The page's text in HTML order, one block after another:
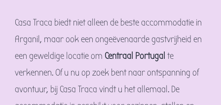
Casa Traca biedt niet alleen de beste accommodatie in
Arganil, maar ook een ongeëvenaarde gastvrijheid en
een geweldige locatie om Centraal Portugal te
verkennen. Of u nu op zoek bent naar ontspanning of
avontuur, bij Casa Traca vindt u het allemaal. De